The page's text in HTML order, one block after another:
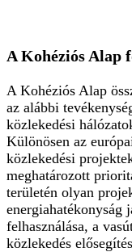
A Kohéziós Alap
A Kohéziós Alap
az alábbi
közlekedési
Különösen az
közlekedési
meghatározott
területén olyan
energiahatékonyság
felhasználása, a
közlekedés